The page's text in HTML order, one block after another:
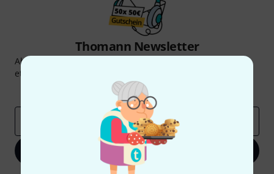
Thomann Newsletter
Abonniere den Thomann Newsletter und gewinne mit
etwas Glück einen von
Inspirierende Beiträge
Deals
Jetzt anmelden